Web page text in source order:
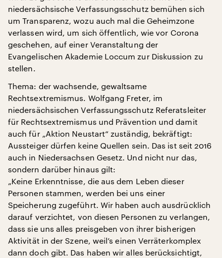
niedersächsische Verfassungsschutz bemühen sich
um Transparenz, wozu auch mal die Geheimzone
verlassen wird, um sich öffentlich, wie vor Corona
geschehen, auf einer Veranstaltung der
Evangelischen Akademie Loccum zur Diskussion zu
stellen.
Thema: der wachsende, gewaltsame
Rechtsextremismus. Wolfgang Freter, im
niedersächsischen Verfassungsschutz Referatsleiter
für Rechtsextremismus und Prävention und damit
auch für „Aktion Neustart“ zuständig, bekräftigt:
Aussteiger dürfen keine Quellen sein. Das ist seit 2016
auch in Niedersachsen Gesetz. Und nicht nur das,
sondern darüber hinaus gilt:
„Keine Erkenntnisse, die aus dem Leben dieser
Personen stammen, werden bei uns einer
Speicherung zugeführt. Wir haben auch ausdrücklich
darauf verzichtet, von diesen Personen zu verlangen,
dass sie uns alles preisgeben von ihrer bisherigen
Aktivität in der Szene, weil’s einen Verräterkomplex
dann doch gibt. Das haben wir alles berücksichtigt,